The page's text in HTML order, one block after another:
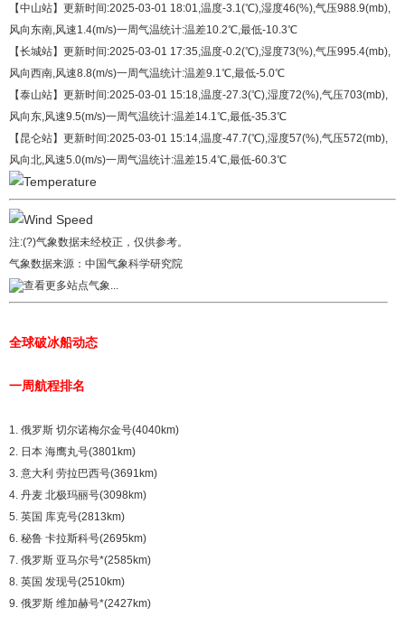
【中山站】更新时间:2025-03-01 18:01,温度-3.1(℃),湿度46(%),气压988.9(mb),
风向东南,风速1.4(m/s)一周气温统计:温差10.2℃,最低-10.3℃
【长城站】更新时间:2025-03-01 17:35,温度-0.2(℃),湿度73(%),气压995.4(mb),
风向西南,风速8.8(m/s)一周气温统计:温差9.1℃,最低-5.0℃
【泰山站】更新时间:2025-03-01 15:18,温度-27.3(℃),湿度72(%),气压703(mb),
风向东,风速9.5(m/s)一周气温统计:温差14.1℃,最低-35.3℃
【昆仑站】更新时间:2025-03-01 15:14,温度-47.7(℃),湿度57(%),气压572(mb),
风向北,风速5.0(m/s)一周气温统计:温差15.4℃,最低-60.3℃
注:(?)气象数据未经校正，仅供参考。
气象数据来源： 中国气象科学研究院
查看更多站点气象...
全球破冰船动态
一周航程排名
1. 俄罗斯 切尔诺梅尔金号(4040km)
2. 日本 海鹰丸号(3801km)
3. 意大利 劳拉巴西号(3691km)
4. 丹麦 北极玛丽号(3098km)
5. 英国 库克号(2813km)
6. 秘鲁 卡拉斯科号(2695km)
7. 俄罗斯 亚马尔号*(2585km)
8. 英国 发现号(2510km)
9. 俄罗斯 维加赫号*(2427km)